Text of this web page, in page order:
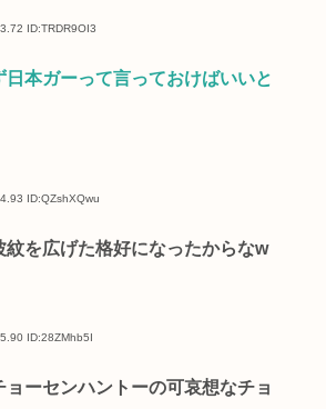
ID:TRDR9OI3
日本ガーって言っておけばいいと
ID:QZshXQwu
紋を広げた格好になったからなw
ID:28ZMhb5I
ョーセンハントーの可哀想なチョ